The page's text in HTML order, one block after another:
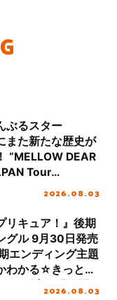
ぶるスター
また新たな歴史が
“MELLOW DEAR
Tour
to meet YOU
2026.08.03
リキュア！』後期
グル 9月30日発売
エンディング主題
わかる☆きっとあ
イズ先行配信開
2026.08.03